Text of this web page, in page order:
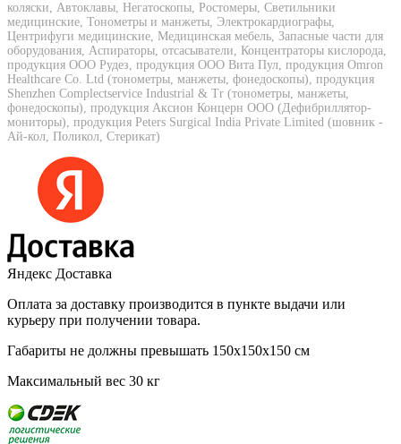
коляски, Автоклавы, Негатоскопы, Ростомеры, Светильники
медицинские, Тонометры и манжеты, Электрокардиографы,
Центрифуги медицинские, Медицинская мебель, Запасные части для
оборудования, Аспираторы, отсасыватели, Концентраторы кислорода,
продукция ООО Рудез, продукция ООО Вита Пул, продукция Omron
Healthcare Co. Ltd (тонометры, манжеты, фонедоскопы), продукция
Shenzhen Complectservice Industrial & Tr (тонометры, манжеты,
фонедоскопы), продукция Аксион Концерн ООО (Дефибриллятор-
мониторы), продукция Peters Surgical India Private Limited (шовник -
Ай-кол, Поликол, Стерикат)
Яндекс Доставка
Оплата за доставку производится в пункте выдачи или
курьеру при получении товара.
Габариты не должны превышать 150х150х150 см
Максимальный вес 30 кг